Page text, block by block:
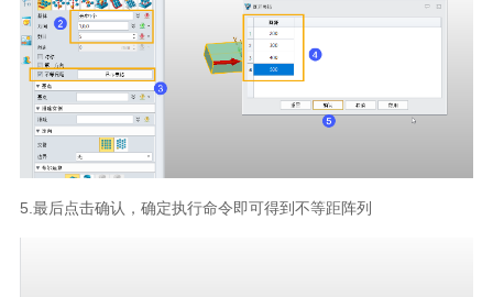
5.最后点击确认，确定执行命令即可得到不等距阵列